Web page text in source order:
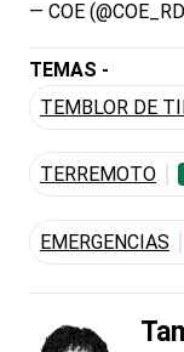
— COE
TEMAS -
TEMBLOR DE
TERREMOTO
EMERGENCIAS